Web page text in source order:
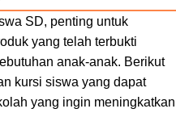
SD, penting untuk
yang telah terbukti
anak-anak. Berikut
kursi siswa yang dapat
yang ingin meningkatkan